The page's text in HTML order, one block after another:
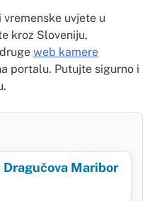
uvjete u
kroz Sloveniju,
web kamere
portalu. Putujte sigurno i
Maribor